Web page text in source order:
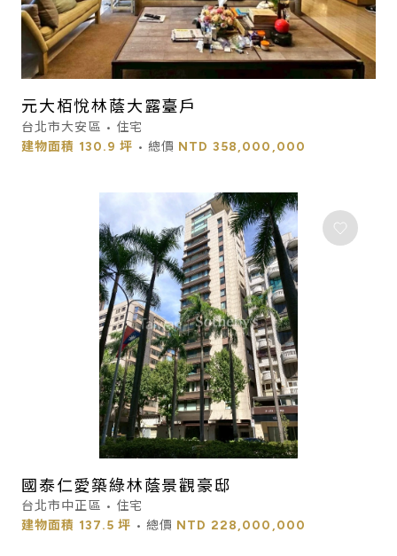
元大栢悅林蔭大露臺戶
台北市大安區 • 住宅
建物面積 130.9 坪 • 總價 NTD 358,000,000
國泰仁愛築綠林蔭景觀豪邸
台北市中正區 • 住宅
建物面積 137.5 坪 • 總價 NTD 228,000,000